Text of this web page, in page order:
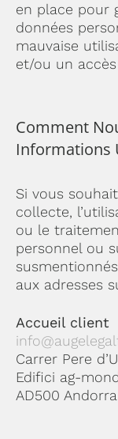
en place pour
données
mauvaise
et/ou un
Comment
Informations
Si vous
collecte,
ou le
personnel ou
aux adresses
Accueil client
Carrer Pere
Edifici ag-
AD500